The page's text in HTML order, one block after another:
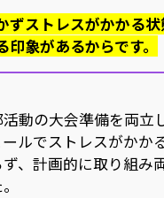
ずストレスがかかる
象があるからです。
動の大会準備を両立
ルでストレスがかか
、計画的に取り組み